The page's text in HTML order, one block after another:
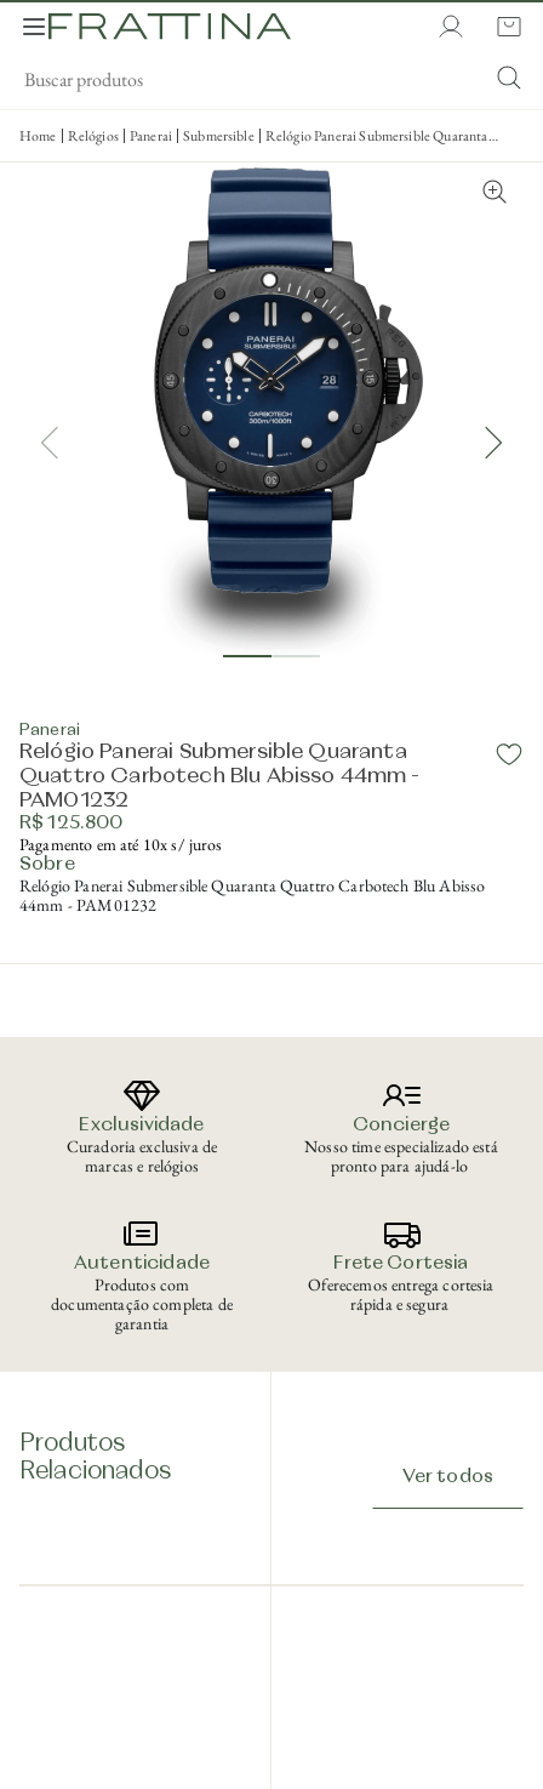
Home Relógios Panerai Submersible Relógio Panerai Submersible Quaranta
Quattro Carbotech Blu Abisso 44mm -
PAM01232
Panerai
Relógio Panerai Submersible Quaranta
Quattro Carbotech Blu Abisso 44mm -
PAM01232
R$ 125.800
Pagamento em até 10x s/ juros
Sobre
Relógio Panerai Submersible Quaranta Quattro Carbotech Blu Abisso
44mm - PAM01232
Exclusividade
Curadoria exclusiva de
marcas e relógios
Concierge
Nosso time especializado está
pronto para ajudá-lo
Autenticidade
Produtos com
documentação completa de
garantia
Frete Cortesia
Oferecemos entrega cortesia
rápida e segura
Produtos
Relacionados
Ver todos